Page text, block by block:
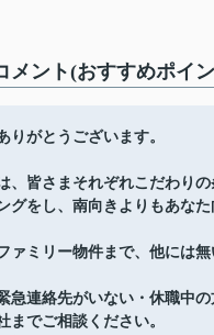
メント(おすすめポイ
りがとうございます。
、皆さまそれぞれこだわり
グをし、南向きよりもあな
ァミリー物件まで、他には
急連絡先がいない・休職中
までご相談ください。